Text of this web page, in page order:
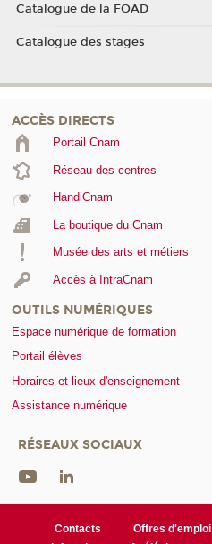
Catalogue de la FOAD
Catalogue des stages
ACCÈS DIRECTS
Portail Cnam
Réseau des centres
HandiCnam
La boutique du Cnam
Musée des arts et métiers
Accès à IntraCnam
OUTILS NUMÉRIQUES
Espace numérique de formation
Portail élèves
Horaires et lieux d'enseignement
Assistance numérique
RÉSEAUX SOCIAUX
Contacts Offres d'emploi